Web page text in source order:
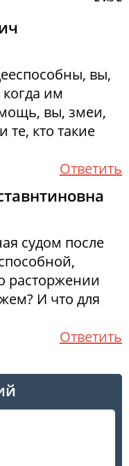
вы,
им
вы, змеи,
те, кто такие
Ответить
судом после
расторжении
И что для
Ответить